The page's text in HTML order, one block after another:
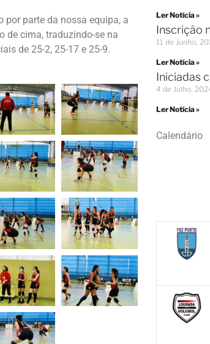
parte da nossa equipa, a
de cima, traduzindo-se na
de 25-2, 25-17 e 25-9.
Ler Notícia »
Inscrição
11 de Junho,
Ler Notícia »
Iniciadas
4 de Julho,
Ler Notícia »
Calendário